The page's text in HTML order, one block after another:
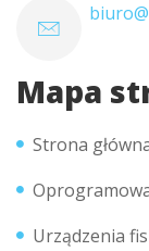
Mapa
Strona
Urządzenia